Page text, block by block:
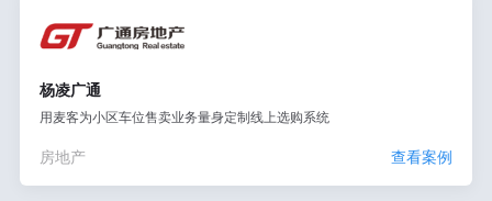
杨凌广通
用麦客为小区车位售卖业务量身定制线上选购系统
房地产 查看案例